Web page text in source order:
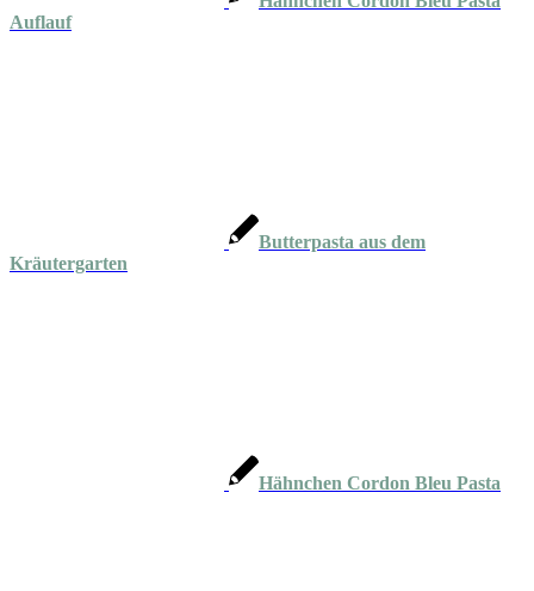
Auflauf
Butterpasta aus dem
Kräutergarten
Hähnchen Cordon Bleu Pasta